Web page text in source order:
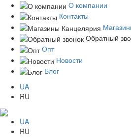
О компании
Контакты
Обратный
Опт
Новости
Блог
UA
RU
UA
RU